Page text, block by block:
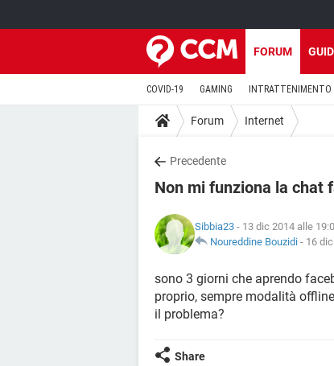
FORUM
COVID-19 GAMING INTRATTENIMENTO
Forum Internet
Precedente
Non mi funziona la chat
Sibbia23 - 13 dic 2014 alle
Noureddine Bouzidi - 16
sono 3 giorni che aprendo
proprio, sempre modalità
il problema?
Share